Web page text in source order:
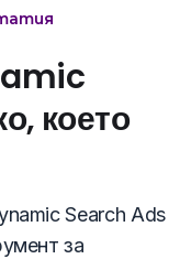
което
Search Ads
за